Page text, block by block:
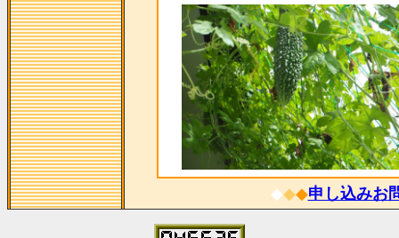
◆◆◆申し込みお